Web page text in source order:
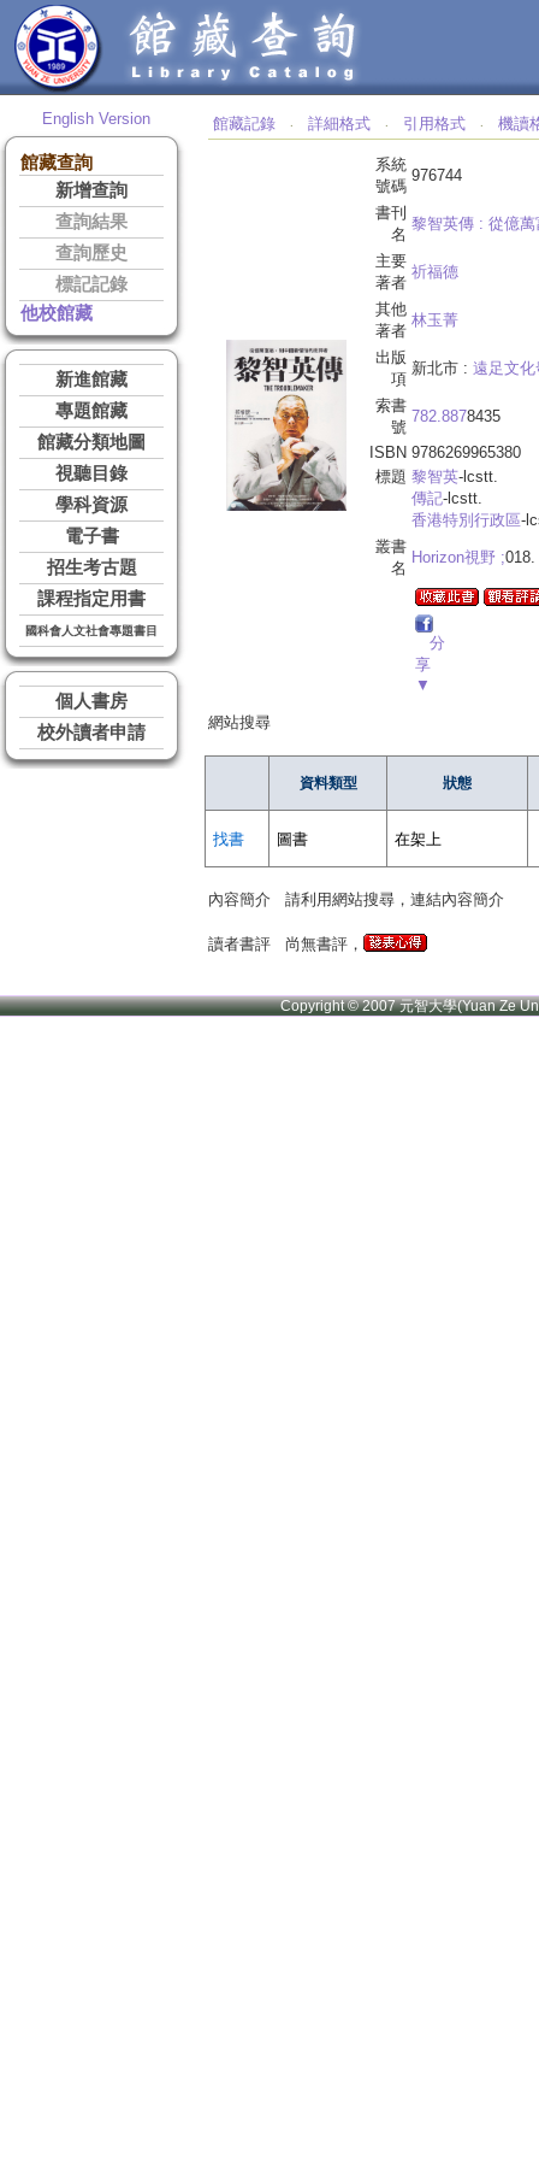
English Version
館藏查詢
新增查詢
查詢結果
查詢歷史
標記記錄
他校館藏
新進館藏
專題館藏
館藏分類地圖
視聽目錄
學科資源
電子書
招生考古題
課程指定用書
國科會人文社會專題書目
個人書房
校外讀者申請
館藏記錄 ‧ 詳細格式 ‧ 引用格式 ‧ 機讀
系統
號碼
976744
書刊
名
黎智英傳 : 從億
主要
著者
祈福德
其他
著者
林玉菁
出版
項
新北市 : 遠足文化
索書
號
782.8878435
ISBN 9786269965380
標題 黎智英-lcstt.
傳記-lcstt.
香港特別行政區-
叢書
名
Horizon視野 ;018.
分
享
▼
網站搜尋
資料類型 狀態
找書 圖書 在架上
內容簡介 請利用網站搜尋，連結內容簡介
讀者書評 尚無書評，
Copyright © 2007 元智大學(Yuan Ze